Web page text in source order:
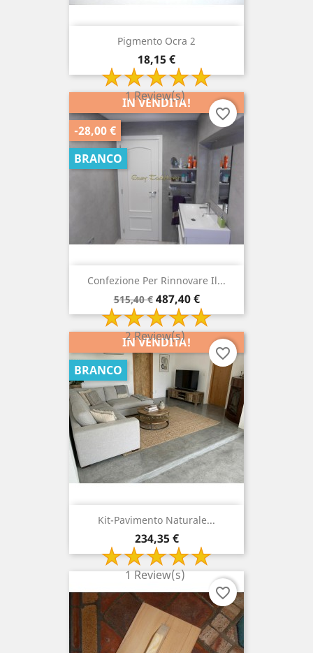
Pigmento Ocra 2
Prezzo
18,15 €
1 Review(s)
Confezione Per Rinnovare Il...
Prezzo
di
base
515,40 € Prezzo
487,40 €
2 Review(s)
IN VENDITA!
-28,00 €
BRANCO
favorite_border
Kit-Pavimento Naturale...
Prezzo
234,35 €
1 Review(s)
IN VENDITA!
BRANCO
favorite_border
favorite_border